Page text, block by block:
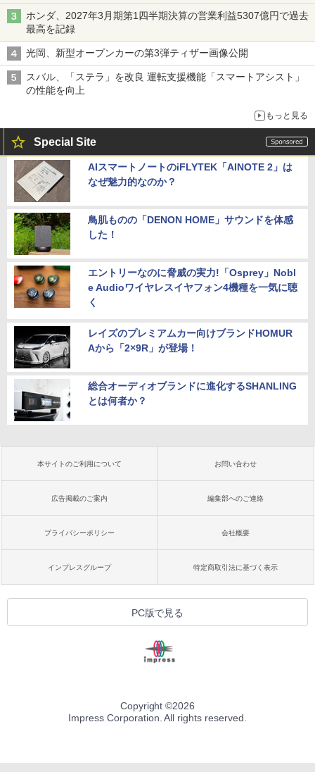
ホンダ、2027年3月期第1四半期決算の営業利益5307億円で過去
最高を記録
光岡、新型オープンカーの第3弾ティザー画像公開
スバル、「ステラ」を改良 運転支援機能「スマートアシスト」
の性能を向上
もっと見る
Special Site
AIスマートノートのiFLYTEK「AINOTE 2」は
なぜ魅力的なのか？
鳥肌ものの「DENON HOME」サウンドを体感
した！
エントリーなのに脅威の実力!「Osprey」Nobl
e Audioワイヤレスイヤフォン4機種を一気に聴
く
レイズのプレミアムカー向けブランドHOMUR
Aから「2×9R」が登場！
総合オーディオブランドに進化するSHANLING
とは何者か？
本サイトのご利用について お問い合わせ
広告掲載のご案内 編集部へのご連絡
プライバシーポリシー 会社概要
インプレスグループ 特定商取引法に基づく表示
PC版で見る
Copyright ©2026
Impress Corporation. All rights reserved.